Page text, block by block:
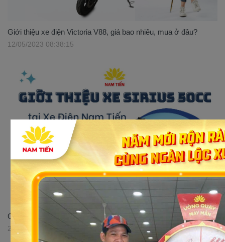
Giới thiệu xe điện Victoria V88, giá bao nhiêu, mua ở đâu?
12/05/2023 08:38:15
Giới thiệu xe số 50cc Sirius Victoria tại Xe điện Nam Tiến
29/05/2023 16:52:51